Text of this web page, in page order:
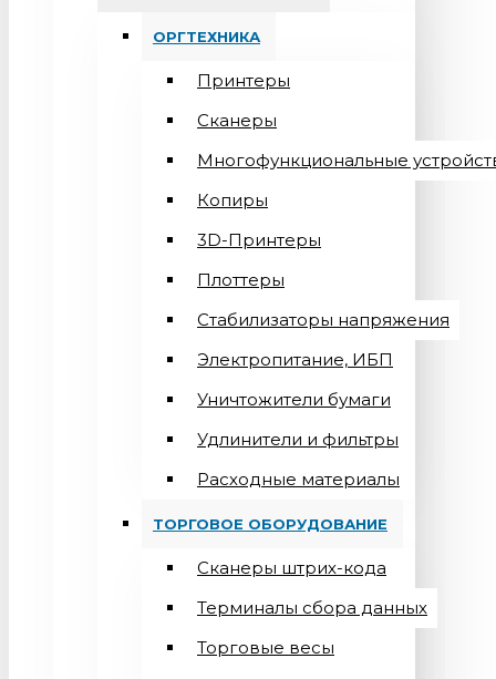
ОРГТЕХНИКА
Принтеры
Сканеры
Многофункциональные
Копиры
3D-Принтеры
Плоттеры
Стабилизаторы напряжения
Электропитание, ИБП
Уничтожители бумаги
Удлинители и фильтры
Расходные материалы
ТОРГОВОЕ ОБОРУДОВАНИЕ
Сканеры штрих-кода
Терминалы сбора данных
Торговые весы